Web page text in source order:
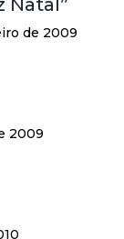
Natal”
de 2009
2009